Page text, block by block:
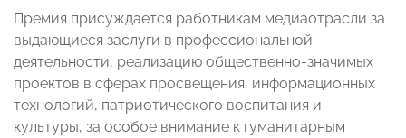
Премия присуждается работникам медиаотрасли за
выдающиеся заслуги в профессиональной
деятельности, реализацию общественно-значимых
проектов в сферах просвещения, информационных
технологий, патриотического воспитания и
культуры, за особое внимание к гуманитарным